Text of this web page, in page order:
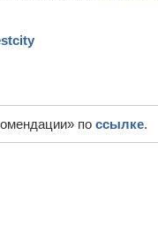
по ссылке.